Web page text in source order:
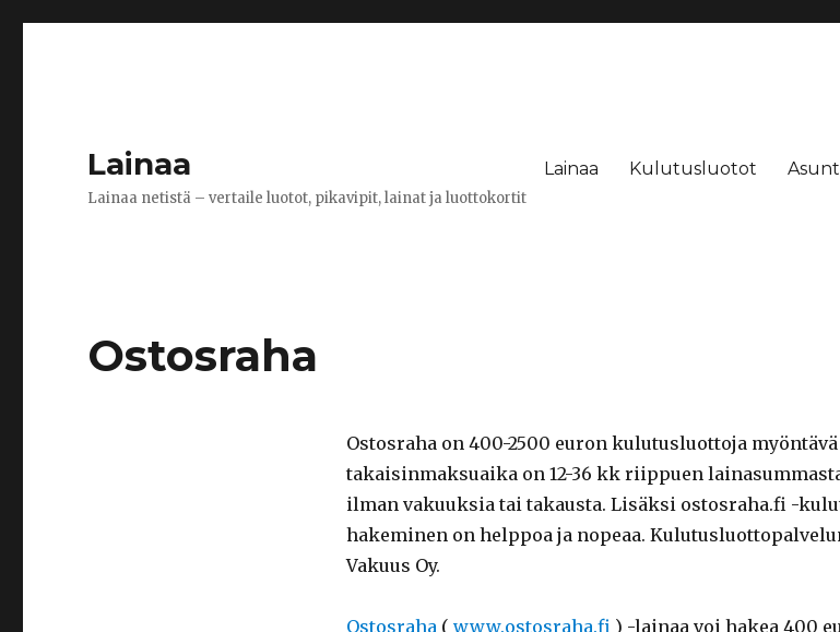
Lainaa
Lainaa netistä – vertaile luotot, pikavipit, lainat ja luottokortit
Lainaa Kulutusluotot
Ostosraha
Ostosraha on 400-2500 euron kulutusluottoja
takaisinmaksuaika on 12-36 kk riippuen
ilman vakuuksia tai takausta. Lisäksi ostosraha.fi -
hakeminen on helppoa ja nopeaa.
Vakuus Oy.
Ostosraha( www.ostosraha.fi ) -lainaa voi hakea 400